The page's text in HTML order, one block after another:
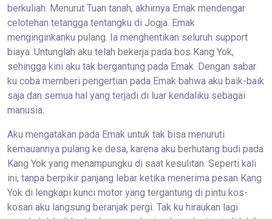
berkuliah. Menurut Tuan tanah, akhirnya Emak mendengar
celotehan tetangga tentangku di Jogja. Emak
menginginkanku pulang. Ia menghentikan seluruh support
biaya. Untunglah aku telah bekerja pada bos Kang Yok,
sehingga kini aku tak bergantung pada Emak. Dengan sabar
ku coba memberi pengertian pada Emak bahwa aku baik-baik
saja dan semua hal yang terjadi di luar kendaliku sebagai
manusia.
Aku mengatakan pada Emak untuk tak bisa menuruti
kemauannya pulang ke desa, karena aku berhutang budi pada
Kang Yok yang menampungku di saat kesulitan. Seperti kali
ini, tanpa berpikir panjang lebar ketika menerima pesan Kang
Yok di lengkapi kunci motor yang tergantung di pintu kos-
kosan aku langsung beranjak pergi. Tak ku hiraukan lagi